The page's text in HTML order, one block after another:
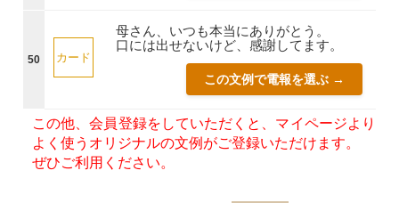
50 カード
母さん、いつも本当にありがとう。
口には出せないけど、感謝してます。
この文例で電報を選ぶ →
この他、会員登録をしていただくと、マイページより
よく使うオリジナルの文例がご登録いただけます。
ぜひご利用ください。